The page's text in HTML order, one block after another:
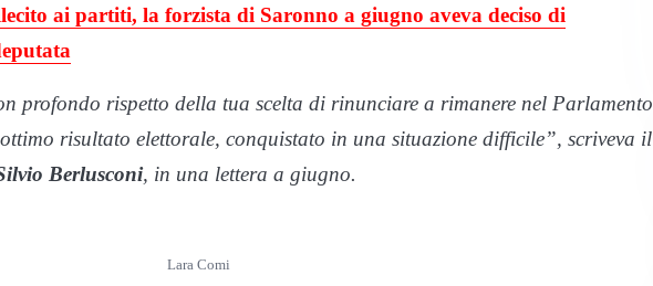
ai partiti, la forzista di Saronno a giugno aveva deciso di
profondo rispetto della tua scelta di rinunciare a rimanere nel Parlamento
risultato elettorale, conquistato in una situazione difficile”, scriveva il
Berlusconi, in una lettera a giugno.
Lara Comi